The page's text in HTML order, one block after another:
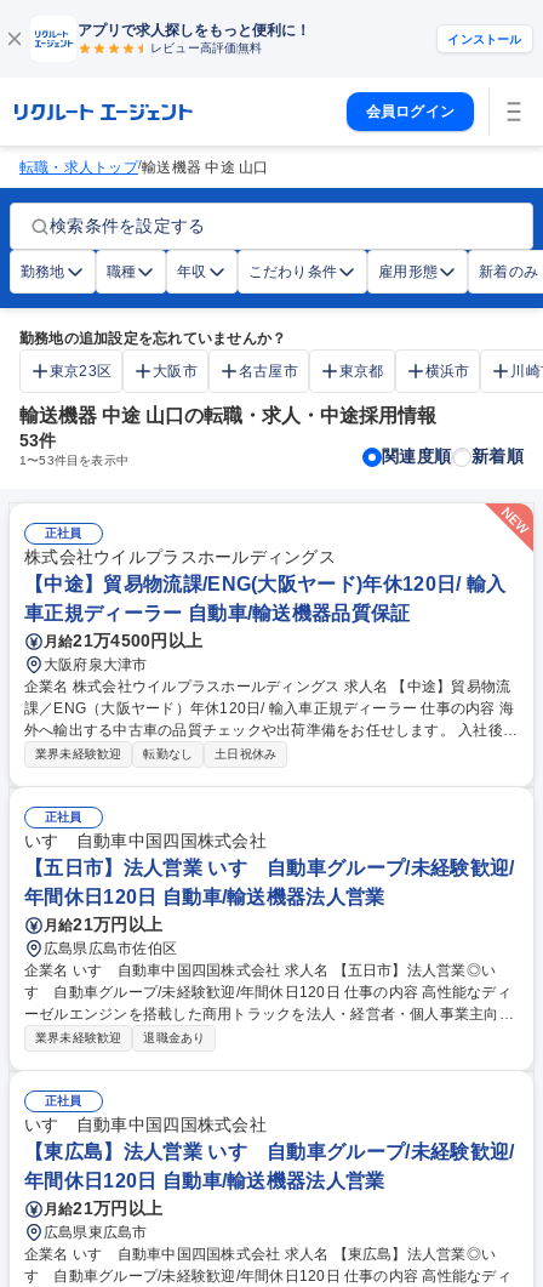
アプリで求人探しをもっと便利に！
レビュー高評価無料
インストール
会員ログイン
転職・求人トップ/輸送機器 中途 山口
検索条件を設定する
勤務地 職種 年収 こだわり条件 雇用形態 新着のみ
勤務地の追加設定を忘れていませんか？
東京23区
大阪市 名古屋市 東京都 横浜市 川
輸送機器 中途 山口の転職・求人・中途採用情報
53件
1〜53件目を表示中 関連度順 新着順
正社員
株式会社ウイルプラスホールディングス
【中途】貿易物流課/ENG(大阪ヤード)年休120日/ 輸入
車正規ディーラー 自動車/輸送機器品質保証
月給21万4500円以上
大阪府泉大津市
企業名 株式会社ウイルプラスホールディングス 求人名 【中途】貿易物流
課／ENG（大阪ヤード）年休120日/ 輸入車正規ディーラー 仕事の内容 海
外へ輸出する中古車の品質チェックや出荷準備をお任せします。 入社後は
先輩社員がOJTで丁寧にサポートします。仕事の流れや車両の見方など、
り外し■車両情報の確認・管理■出荷前の最終確認 ■車両やパーツの引き渡
し対応■その他、車両管理に関わる業務 難しい整備作業はありません。
「丁寧に確認すること」が何より大切な仕事です。 募集職種 【中途】貿
易物流課／ENG（大阪ヤード）年休120日/ 輸入車正規ディーラー
業界未経験歓迎 転勤なし 土日祝休み
正社員
いすゞ自動車中国四国株式会社
【五日市】法人営業 いすゞ自動車グループ/未経験歓迎/
年間休日120日 自動車/輸送機器法人営業
月給21万円以上
広島県広島市佐伯区
企業名 いすゞ自動車中国四国株式会社 求人名 【五日市】法人営業◎い
すゞ自動車グループ/未経験歓迎/年間休日120日 仕事の内容 高性能なディ
ーゼルエンジンを搭載した商用トラックを法人・経営者・個人事業主向け
にお客様のニーズに合わせてカスタマイズ提案を伴う営業活動をお任せし
たる提案を行って頂きます。 また、いすゞでは「運ぶを支える」を合言葉
にトラックの稼働を止めないことにこだわっており、業界に先駆けてMIM
AMORIという車体の状況把握ソフトやマフラーの差圧計を取付て大きなト
ラブル前を未然に対処できる強みから信頼獲得に繋がっています。 募集職
種 【五日市】法人営業◎いすゞ自動車グループ/未経験歓迎/年間休日120
日
業界未経験歓迎 退職金あり
正社員
いすゞ自動車中国四国株式会社
【東広島】法人営業 いすゞ自動車グループ/未経験歓迎/
年間休日120日 自動車/輸送機器法人営業
月給21万円以上
広島県東広島市
企業名 いすゞ自動車中国四国株式会社 求人名 【東広島】法人営業◎い
すゞ自動車グループ/未経験歓迎/年間休日120日 仕事の内容 高性能なディ